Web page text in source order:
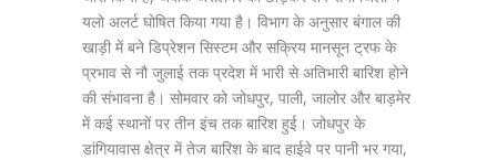
यलो अलर्ट घोषित किया गया है। विभाग के अनुसार बंगाल की
खाड़ी में बने डिप्रेशन सिस्टम और सक्रिय मानसून ट्रफ के
प्रभाव से नौ जुलाई तक प्रदेश में भारी से अतिभारी बारिश होने
की संभावना है। सोमवार को जोधपुर, पाली, जालोर और बाड़मेर
में कई स्थानों पर तीन इंच तक बारिश हुई। जोधपुर के
डांगियावास क्षेत्र में तेज बारिश के बाद हाईवे पर पानी भर गया,